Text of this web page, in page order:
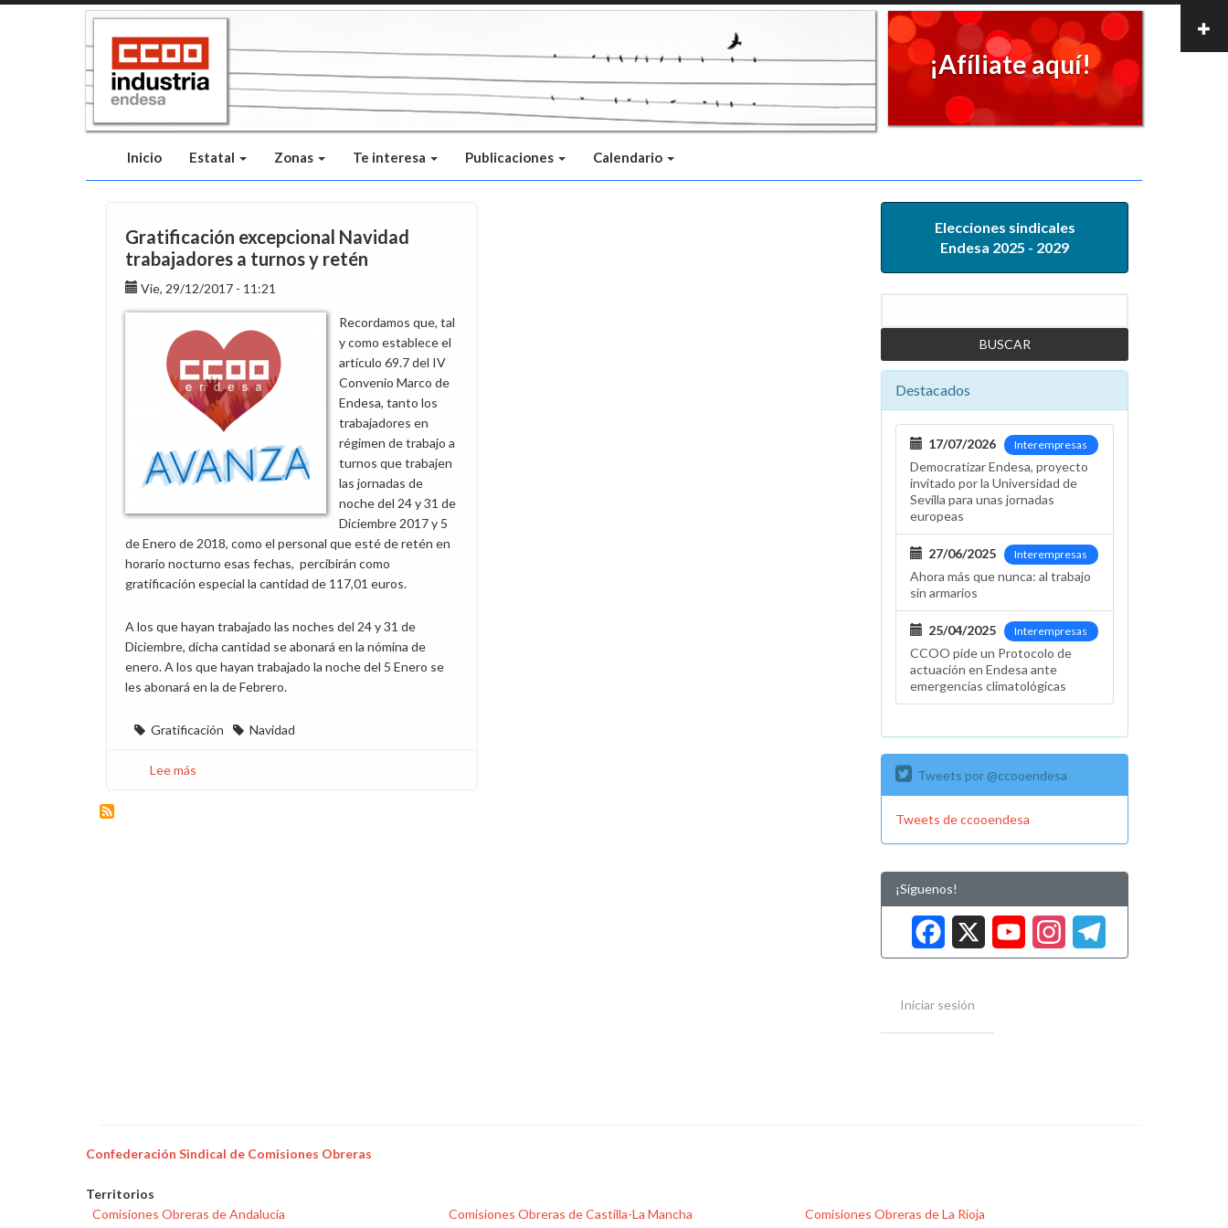
¡Afíliate aquí!
Inicio Estatal Zonas Te interesa Publicaciones Calendario
Gratificación excepcional Navidad
trabajadores a turnos y retén
Vie, 29/12/2017 - 11:21
Recordamos que, tal
y como establece el
artículo 69.7 del IV
Convenio Marco de
Endesa, tanto los
trabajadores en
régimen de trabajo a
turnos que trabajen
las jornadas de
noche del 24 y 31 de
Diciembre 2017 y 5
de Enero de 2018, como el personal que esté de retén en
horario nocturno esas fechas, percibirán como
gratificación especial la cantidad de 117,01 euros.
A los que hayan trabajado las noches del 24 y 31 de
Diciembre, dicha cantidad se abonará en la nómina de
enero. A los que hayan trabajado la noche del 5 Enero se
les abonará en la de Febrero.
Gratificación Navidad
Lee más
Elecciones sindicales
Endesa 2025 - 2029
Destacados
Interempresas
17/07/2026
Democratizar Endesa, proyecto
invitado por la Universidad de
Sevilla para unas jornadas
europeas
Interempresas
27/06/2025
Ahora más que nunca: al trabajo
sin armarios
Interempresas
25/04/2025
CCOO pide un Protocolo de
actuación en Endesa ante
emergencias climatológicas
Tweets por @ccooendesa
Tweets de ccooendesa
¡Síguenos!
Facebook
XYouTube
Iniciar sesión
Confederación Sindical de Comisiones Obreras
Territorios
Comisiones Obreras de Andalucía
Comisiones Obreras de Castilla-La Mancha
Comisiones Obreras de La Rioja